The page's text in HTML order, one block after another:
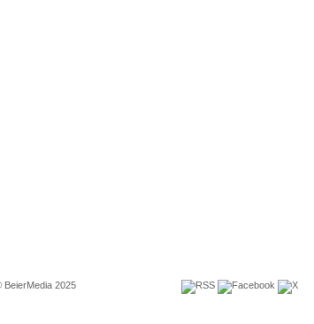
BeierMedia 2025